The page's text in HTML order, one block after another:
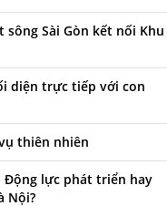
Sài Gòn kết nối Khu
diện trực tiếp với con
thiên nhiên
Động lực phát triển hay
Nội?